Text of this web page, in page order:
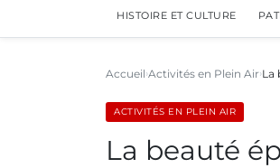
HISTOIRE ET CULTURE
Accueil Activités en Plein Air La
ACTIVITÉS EN PLEIN AIR
La beauté